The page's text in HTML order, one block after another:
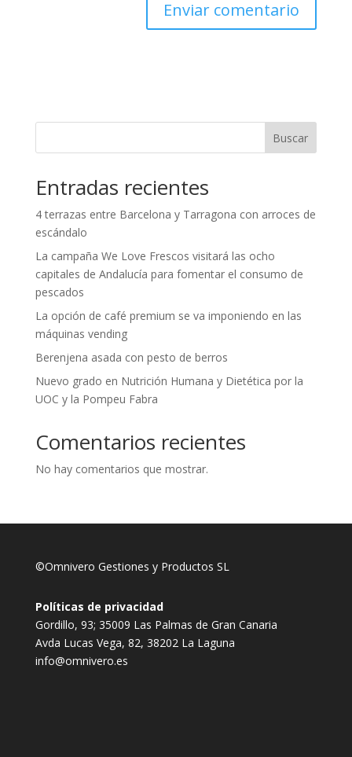
Buscar
Entradas recientes
4 terrazas entre Barcelona y Tarragona con arroces de
escándalo
La campaña We Love Frescos visitará las ocho
capitales de Andalucía para fomentar el consumo de
pescados
La opción de café premium se va imponiendo en las
máquinas vending
Berenjena asada con pesto de berros
Nuevo grado en Nutrición Humana y Dietética por la
UOC y la Pompeu Fabra
Comentarios recientes
No hay comentarios que mostrar.
©Omnivero Gestiones y Productos SL
Políticas de privacidad
Gordillo, 93; 35009 Las Palmas de Gran Canaria
Avda Lucas Vega, 82, 38202 La Laguna
info@omnivero.es